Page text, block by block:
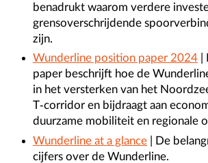
benadrukt waarom verdere
grensoverschrijdende
zijn.
Wunderline position paper 2024
paper beschrijft hoe de
in het versterken van het
T-corridor en bijdraagt aan
duurzame mobiliteit en regionale
Wunderline at a glance | De
cijfers over de Wunderline.